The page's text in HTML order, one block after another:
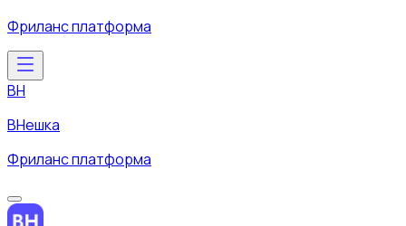
Фриланс платформа
ВН
ВНешка
Фриланс платформа